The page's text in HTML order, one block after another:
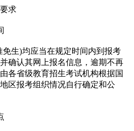
求
生)均应当在规定时间内到报考
确认其网上报名信息，逾期不再
各省级教育招生考试机构根据国
区报考组织情况自行确定和公